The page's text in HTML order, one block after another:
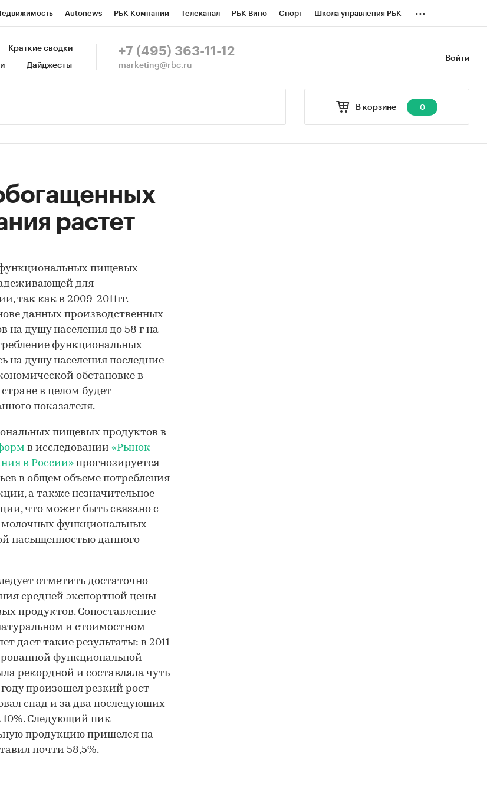
Autonews РБК Компании Телеканал РБК Вино Спорт Школа управления РБК
СПб Конференции СПб Спецпроекты
...
Войти
Краткие сводки
Дайджесты
+7 (495) 363-11-12
marketing@rbc.ru
В корзине 0
растет
пищевых
для
так как в 2009-2011гг.
данных производственных
на душу населения до 58 г на
функциональных
на душу населения последние
обстановке в
в целом будет
показателя.
пищевых продуктов в
в исследовании «Рынок
в России» прогнозируется
в общем объеме потребления
а также незначительное
что может быть связано с
функциональных
насыщенностью данного
отметить достаточно
средней экспортной цены
продуктов. Сопоставление
и стоимостном
дает такие результаты: в 2011
функциональной
рекордной и составляла чуть
произошел резкий рост
спад и за два последующих
10%. Следующий пик
продукцию пришелся на
почти 58,5%.